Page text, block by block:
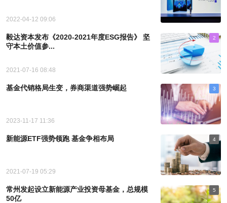
2022-04-12 09:06
2
毅达资本发布《2020-2021年度ESG报告》 坚
守本土价值参...
2021-07-16 08:48
3
基金代销格局生变，券商渠道强势崛起
2023-11-17 11:36
4
新能源ETF强势领跑 基金争相布局
2021-07-19 05:29
5
常州发起设立新能源产业投资母基金，总规模
50亿